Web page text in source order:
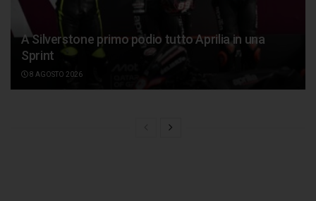
A Silverstone primo podio tutto Aprilia in una
Sprint
8 AGOSTO 2026